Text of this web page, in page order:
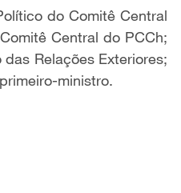
do Comitê Central
Central do PCCh;
Relações Exteriores;
ministro.